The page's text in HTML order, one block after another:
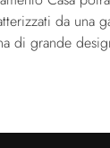
da una
di grande